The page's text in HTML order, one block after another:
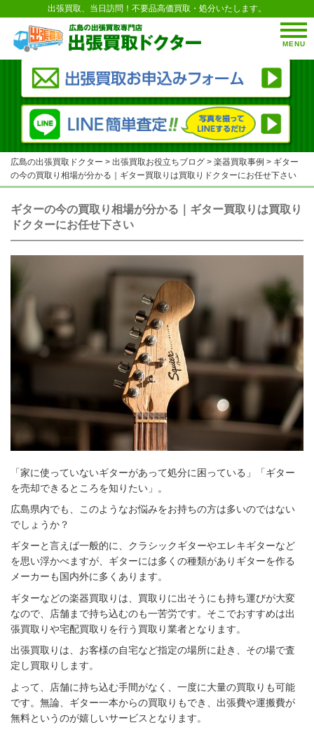
MENU
出張買取、当日訪問！不要品高価買取・処分いたします。
広島の出張買取ドクター > 出張買取お役立ちブログ > 楽器買取事例 > ギター
の今の買取り相場が分かる｜ギター買取りは買取りドクターにお任せ下さい
ギターの今の買取り相場が分かる｜ギター買取りは買取り
ドクターにお任せ下さい
「家に使っていないギターがあって処分に困っている」「ギター
を売却できるところを知りたい」。
広島県内でも、このようなお悩みをお持ちの方は多いのではない
でしょうか？
ギターと言えば一般的に、クラシックギターやエレキギターなど
を思い浮かべますが、ギターには多くの種類がありギターを作る
メーカーも国内外に多くあります。
ギターなどの楽器買取りは、買取りに出そうにも持ち運びが大変
なので、店舗まで持ち込むのも一苦労です。そこでおすすめは出
張買取りや宅配買取りを行う買取り業者となります。
出張買取りは、お客様の自宅など指定の場所に赴き、その場で査
定し買取りします。
よって、店舗に持ち込む手間がなく、一度に大量の買取りも可能
です。無論、ギター一本からの買取りもでき、出張費や運搬費が
無料というのが嬉しいサービスとなります。